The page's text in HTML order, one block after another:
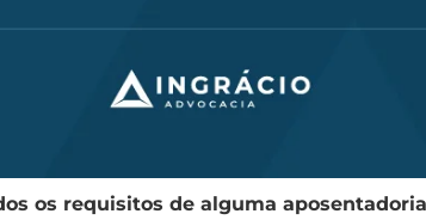
os requisitos de alguma